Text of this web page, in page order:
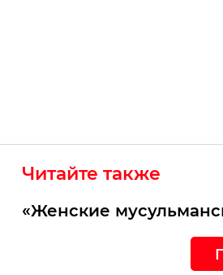
Читайте также
«Женские